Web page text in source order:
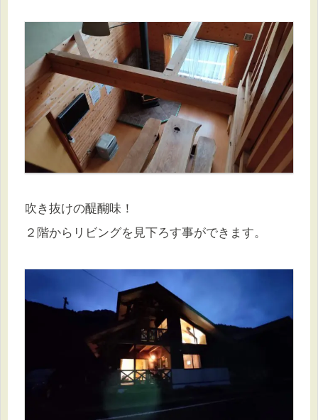
吹き抜けの醍醐味！
２階からリビングを見下ろす事ができます。